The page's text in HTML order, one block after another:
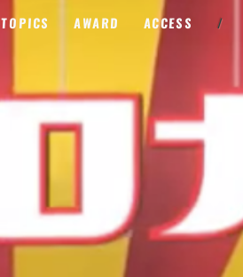
TOPICS AWARD ACCESS /